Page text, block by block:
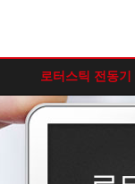
로터스틱 전동기